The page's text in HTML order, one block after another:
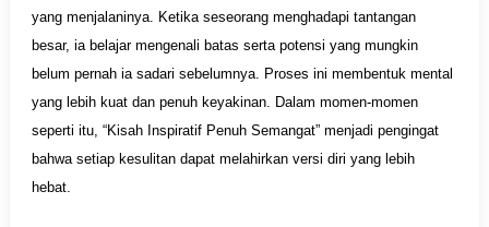
yang menjalaninya. Ketika seseorang menghadapi tantangan
besar, ia belajar mengenali batas serta potensi yang mungkin
belum pernah ia sadari sebelumnya. Proses ini membentuk mental
yang lebih kuat dan penuh keyakinan. Dalam momen-momen
seperti itu, “Kisah Inspiratif Penuh Semangat” menjadi pengingat
bahwa setiap kesulitan dapat melahirkan versi diri yang lebih
hebat.